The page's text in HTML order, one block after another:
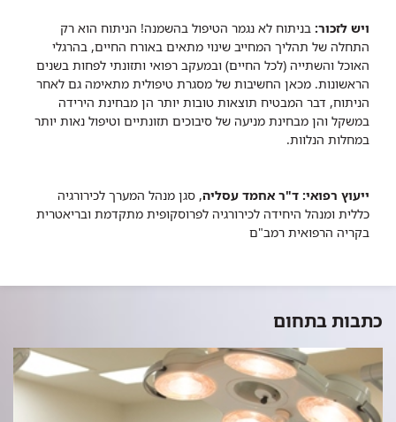
ויש לזכור: בניתוח לא נגמר הטיפול בהשמנה! הניתוח הוא רק
התחלה של תהליך המחייב שינוי מתאים באורח החיים, בהרגלי
האוכל והשתייה (לכל החיים) ובמעקב רפואי ותזונתי לפחות בשנים
הראשונות. מכאן החשיבות של מסגרת טיפולית מתאימה גם לאחר
הניתוח, דבר המבטיח תוצאות טובות יותר הן מבחינת הירידה
במשקל והן מבחינת מניעה של סיבוכים תזונתיים וטיפול נאות יותר
במחלות הנלוות.
ייעוץ רפואי: ד"ר אחמד עסליה, סגן מנהל המערך לכירורגיה
כללית ומנהל היחידה לכירורגיה לפרוסקופית מתקדמת ובריאטרית
בקריה הרפואית רמב"ם
כתבות בתחום